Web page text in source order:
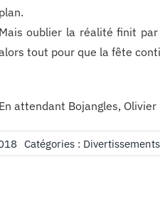
plan.
Mais oublier la réalité finit
tout pour que la fête
En attendant Bojangles,
Catégories :